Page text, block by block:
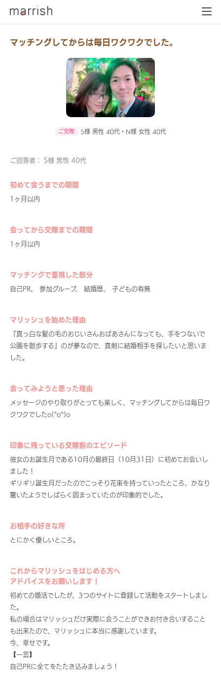
マッチングしてからは毎日ワクワクでした。
ご交際 S様 男性 40代・N様 女性 40代
ご回答者： S様 男性 40代
初めて会うまでの期間
1ヶ月以内
会ってから交際までの期間
1ヶ月以内
マッチングで重視した部分
自己PR、 参加グループ、 結婚歴、 子どもの有無
マリッシュを始めた理由
『真っ白な髪の毛のおじいさんおばあさんになっても、手をつないで
公園を散歩する』のが夢なので、真剣に結婚相手を探したいと思いま
した。
会ってみようと思った理由
メッセージのやり取りがとっても楽しく、マッチングしてからは毎日ワ
クワクでしたo(^o^)o
印象に残っている交際前のエピソード
彼女のお誕生月である10月の最終日（10月31日）に初めてお会いし
ました！
ギリギリ誕生月だったのでこっそり花束を持っていったところ、かなり
驚いたようでしばらく固まっていたのが印象的でした。
お相手の好きな所
とにかく優しいところ。
これからマリッシュをはじめる方へ
アドバイスをお願いします！
初めての婚活でしたが、3つのサイトに登録して活動をスタートしまし
た。
私の場合はマリッシュだけ実際に会うことができお付き合いすること
も出来たので、マリッシュに本当に感謝しています。
今、幸せです。
【一言】
自己PRに全てをたたき込みましょう！